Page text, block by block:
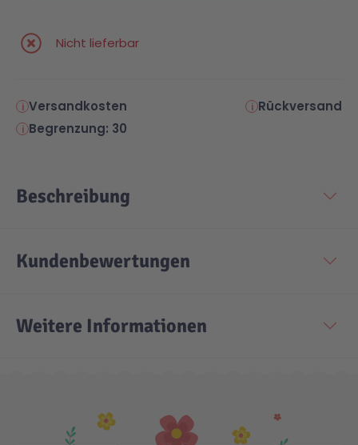
Nicht lieferbar
Versandkosten
Rückversand
Begrenzung: 30
Beschreibung
Kundenbewertungen
Weitere Informationen